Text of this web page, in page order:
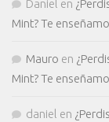
Daniel en
Mint? Te
Mauro en
Mint? Te
daniel en